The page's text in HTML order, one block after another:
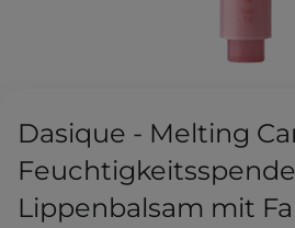
Dasique - Melting
Lippenbalsam mit